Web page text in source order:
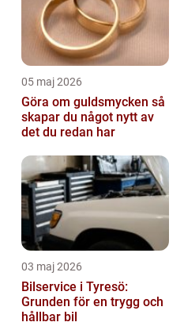
05 maj 2026
Göra om guldsmycken så
skapar du något nytt av
det du redan har
03 maj 2026
Bilservice i Tyresö:
Grunden för en trygg och
hållbar bil